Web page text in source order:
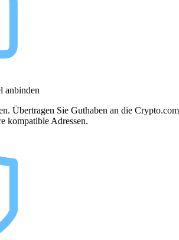
anbinden
Übertragen Sie Guthaben an die Crypto.com
kompatible Adressen.